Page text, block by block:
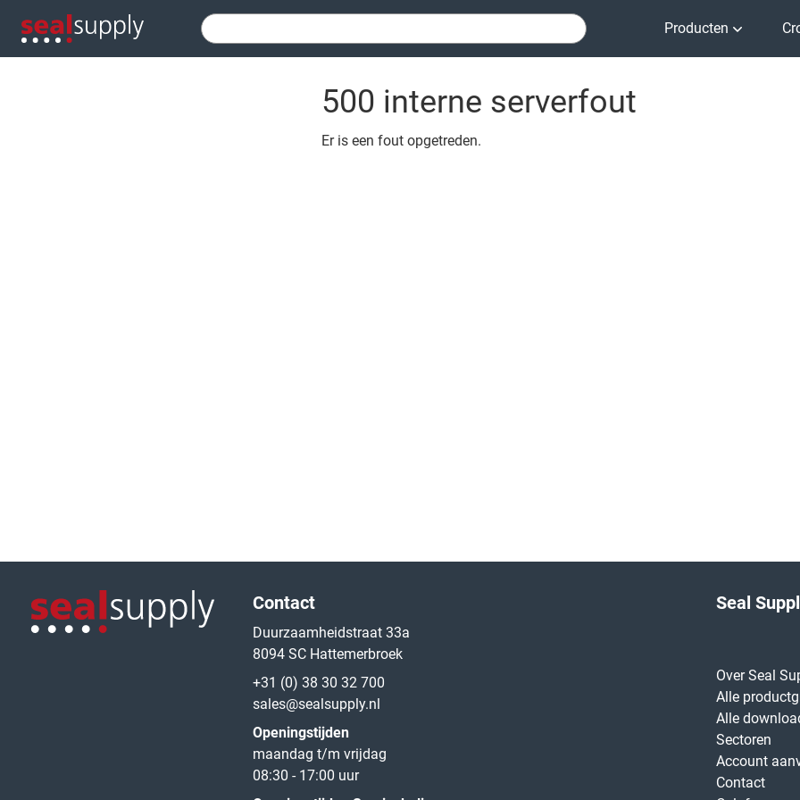
Producten
500 interne serverfout
Er is een fout opgetreden.
Contact
Duurzaamheidstraat 33a
8094 SC Hattemerbroek
+31 (0) 38 30 32 700
sales@sealsupply.nl
Openingstijden
maandag t/m vrijdag
08:30 - 17:00 uur
Seal
Over Seal
Alle
Alle
Sectoren
Account
Contact
Logo van de website